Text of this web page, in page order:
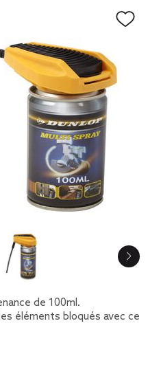
de 100ml.
éléments bloqués avec ce